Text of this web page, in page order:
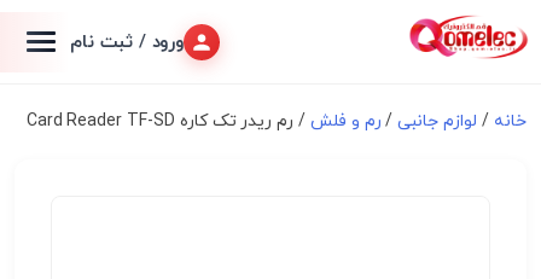
ورود / ثبت نام
خانه / لوازم جانبی/ رم و فلش / رم ریدر تک کاره Card Reader TF-SD